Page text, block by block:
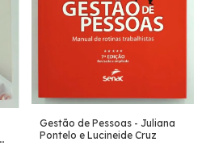
Gestão de Pessoas - Juliana
Pontelo e Lucineide Cruz